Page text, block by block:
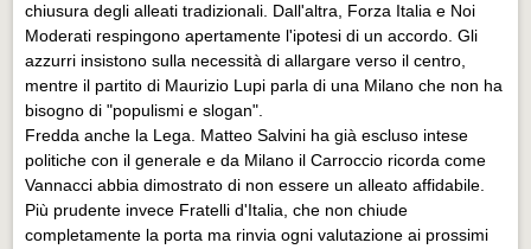
chiusura degli alleati tradizionali. Dall'altra, Forza Italia e Noi
Moderati respingono apertamente l'ipotesi di un accordo. Gli
azzurri insistono sulla necessità di allargare verso il centro,
mentre il partito di Maurizio Lupi parla di una Milano che non ha
bisogno di "populismi e slogan".
Fredda anche la Lega. Matteo Salvini ha già escluso intese
politiche con il generale e da Milano il Carroccio ricorda come
Vannacci abbia dimostrato di non essere un alleato affidabile.
Più prudente invece Fratelli d'Italia, che non chiude
completamente la porta ma rinvia ogni valutazione ai prossimi